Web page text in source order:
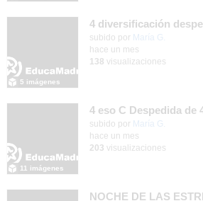
4 diversificación
Contenido educativo.
subido por María G.
5 imágenes
hace un mes
138 visualizaciones
4 eso C Despedida de
Contenido educativo.
subido por María G.
11 imágenes
hace un mes
203 visualizaciones